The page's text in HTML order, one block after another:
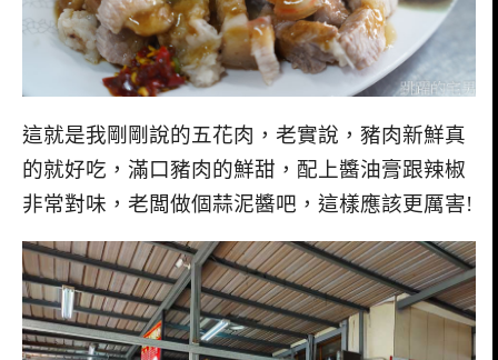
這就是我剛剛說的五花肉，老實說，豬肉新鮮真
的就好吃，滿口豬肉的鮮甜，配上醬油膏跟辣椒
非常對味，老闆做個蒜泥醬吧，這樣應該更厲害!